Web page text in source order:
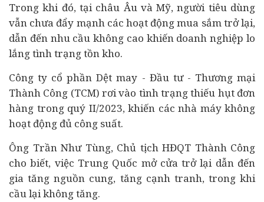
Trong khi đó, tại châu Âu và Mỹ, người tiêu dùng
vẫn chưa đẩy mạnh các hoạt động mua sắm trở lại,
dẫn đến nhu cầu không cao khiến doanh nghiệp lo
lắng tình trạng tồn kho.
Công ty cổ phần Dệt may - Đầu tư - Thương mại
Thành Công (TCM) rơi vào tình trạng thiếu hụt đơn
hàng trong quý II/2023, khiến các nhà máy không
hoạt động đủ công suất.
Ông Trần Như Tùng, Chủ tịch HĐQT Thành Công
cho biết, việc Trung Quốc mở cửa trở lại dẫn đến
gia tăng nguồn cung, tăng cạnh tranh, trong khi
cầu lại không tăng.